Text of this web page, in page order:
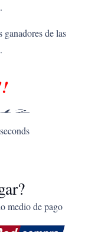
de las
seconds
medio de pago